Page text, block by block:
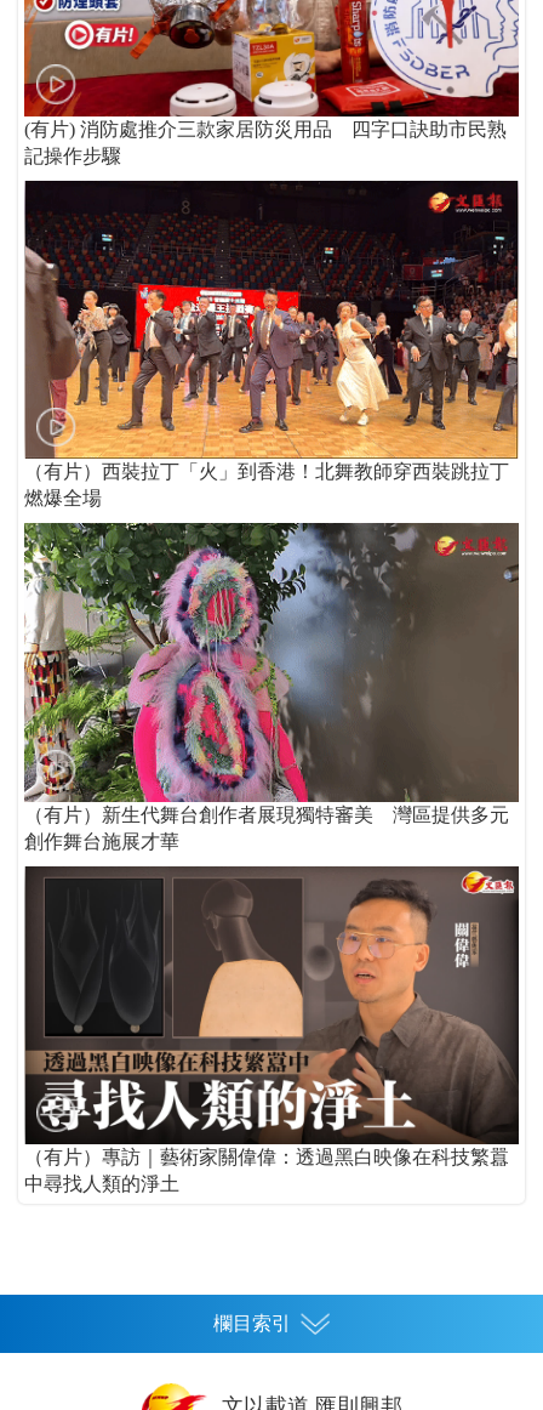
(有片) 消防處推介三款家居防災用品 四字口訣助市民熟
記操作步驟
（有片）西裝拉丁「火」到香港！北舞教師穿西裝跳拉丁
燃爆全場
（有片）新生代舞台創作者展現獨特審美 灣區提供多元
創作舞台施展才華
（有片）專訪｜藝術家關偉偉：透過黑白映像在科技繁囂
中尋找人類的淨土
欄目索引